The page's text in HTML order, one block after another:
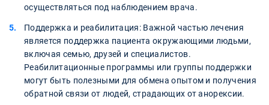
осуществляться под наблюдением врача.
Поддержка и реабилитация: Важной частью лечения
является поддержка пациента окружающими людьми,
включая семью, друзей и специалистов.
Реабилитационные программы или группы поддержки
могут быть полезными для обмена опытом и получения
обратной связи от людей, страдающих от анорексии.